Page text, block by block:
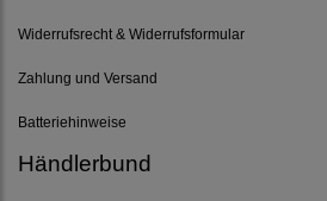
Widerrufsrecht & Widerrufsformular
Zahlung und Versand
Batteriehinweise
Händlerbund